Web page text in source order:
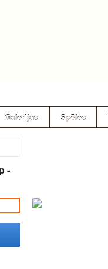
Galerijas Spēles
-